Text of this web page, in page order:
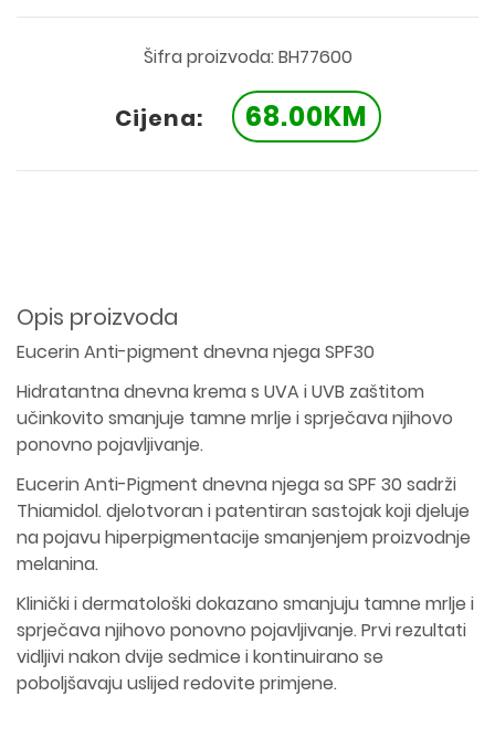
Šifra proizvoda: BH77600
Cijena: 68.00KM
Opis proizvoda
Eucerin Anti-pigment dnevna njega SPF30
Hidratantna dnevna krema s UVA i UVB zaštitom
učinkovito smanjuje tamne mrlje i sprječava njihovo
ponovno pojavljivanje.
Eucerin Anti-Pigment dnevna njega sa SPF 30 sadrži
Thiamidol. djelotvoran i patentiran sastojak koji djeluje
na pojavu hiperpigmentacije smanjenjem proizvodnje
melanina.
Klinički i dermatološki dokazano smanjuju tamne mrlje i
sprječava njihovo ponovno pojavljivanje. Prvi rezultati
vidljivi nakon dvije sedmice i kontinuirano se
poboljšavaju uslijed redovite primjene.